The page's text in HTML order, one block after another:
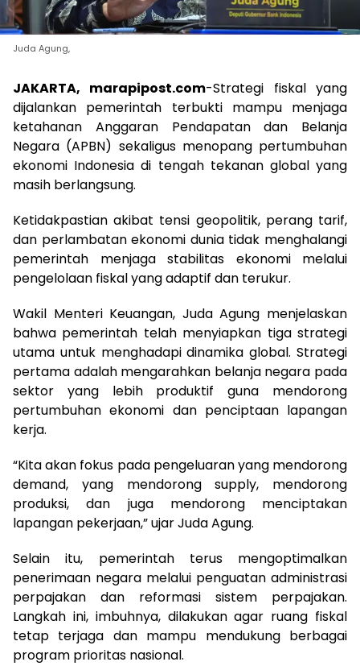
Juda Agung,
JAKARTA, marapipost.com-Strategi fiskal yang
dijalankan pemerintah terbukti mampu menjaga
ketahanan Anggaran Pendapatan dan Belanja
Negara (APBN) sekaligus menopang pertumbuhan
ekonomi Indonesia di tengah tekanan global yang
masih berlangsung.
Ketidakpastian akibat tensi geopolitik, perang tarif,
dan perlambatan ekonomi dunia tidak menghalangi
pemerintah menjaga stabilitas ekonomi melalui
pengelolaan fiskal yang adaptif dan terukur.
Wakil Menteri Keuangan, Juda Agung menjelaskan
bahwa pemerintah telah menyiapkan tiga strategi
utama untuk menghadapi dinamika global. Strategi
pertama adalah mengarahkan belanja negara pada
sektor yang lebih produktif guna mendorong
pertumbuhan ekonomi dan penciptaan lapangan
kerja.
“Kita akan fokus pada pengeluaran yang mendorong
demand, yang mendorong supply, mendorong
produksi, dan juga mendorong menciptakan
lapangan pekerjaan,” ujar Juda Agung.
Selain itu, pemerintah terus mengoptimalkan
penerimaan negara melalui penguatan administrasi
perpajakan dan reformasi sistem perpajakan.
Langkah ini, imbuhnya, dilakukan agar ruang fiskal
tetap terjaga dan mampu mendukung berbagai
program prioritas nasional.